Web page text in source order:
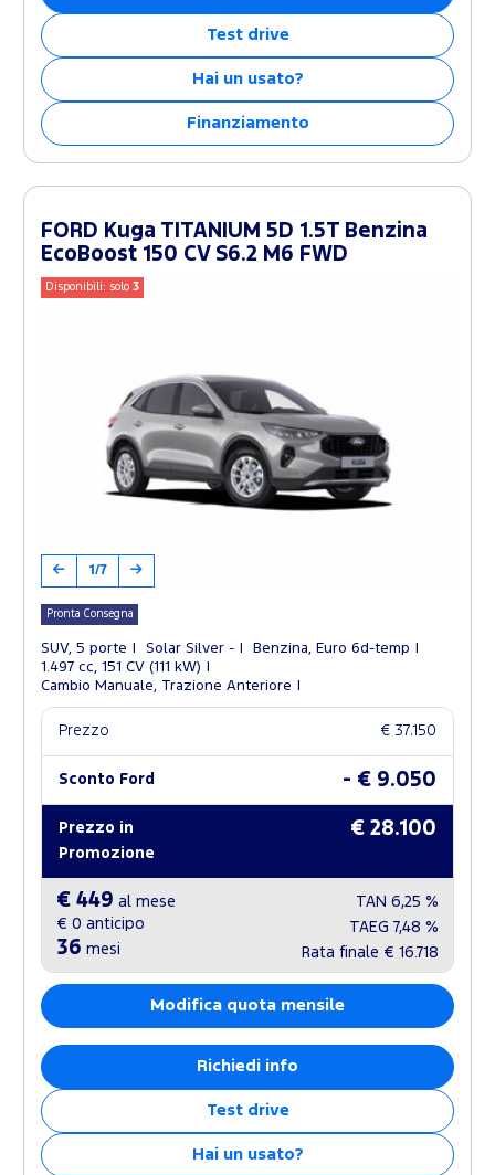
Test drive
Hai un usato?
Finanziamento
FORD Kuga TITANIUM 5D 1.5T Benzina
EcoBoost 150 CV S6.2 M6 FWD
Disponibili: solo3
1/7
Pronta Consegna
SUV, 5 porte Solar Silver -
Benzina, Euro 6d-temp
1.497 cc, 151 CV (111 kW)
Cambio Manuale, Trazione Anteriore
Prezzo € 37.150
Sconto Ford - € 9.050
Prezzo in
Promozione
€ 28.100
€ 449 al mese
€ 0 anticipo
36 mesi
TAN 6,25 %
TAEG 7,48 %
Rata finale € 16.718
Modifica quota mensile
Richiedi info
Test drive
Hai un usato?